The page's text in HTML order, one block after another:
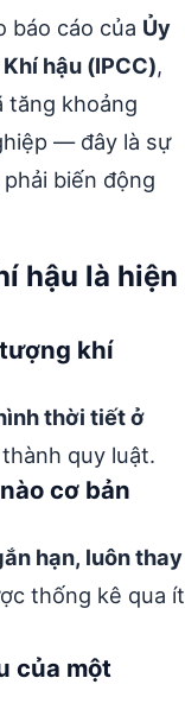
báo cáo của Ủy
hậu (IPCC),
tăng khoảng
— đây là sự
biến động
hậu là hiện
khí
thời tiết ở
quy luật.
cơ bản
hạn, luôn thay
thống kê qua ít
của một